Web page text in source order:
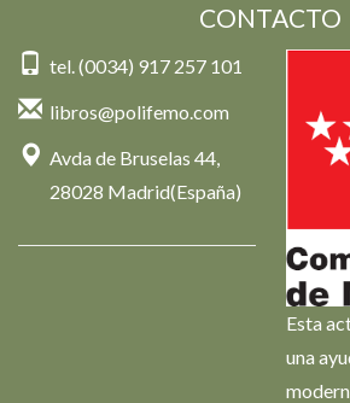
CONTACTO
tel. (0034) 917 257 101
libros@polifemo.com
Avda de Bruselas 44,
28028 Madrid(España)
Esta
una